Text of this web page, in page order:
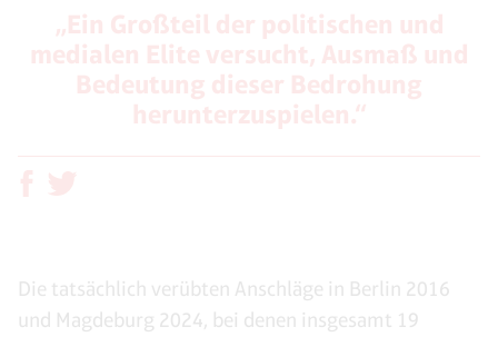
Die tatsächlich verübten Anschläge in Berlin 2016
und Magdeburg 2024, bei denen insgesamt 19